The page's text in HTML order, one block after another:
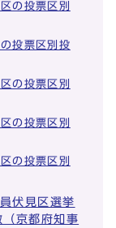
の投票区別
投票区別投
の投票区別
の投票区別
の投票区別
伏見区選挙
京都府知事